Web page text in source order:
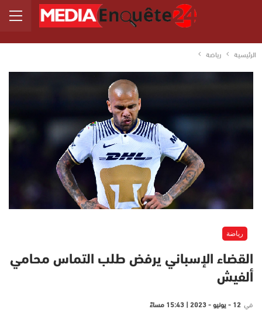
الرئيسية رياضة
رياضة
القضاء الإسباني يرفض طلب التماس محامي
ألفيش
في 12 - يونيو - 2023 | 15:43 مساءً